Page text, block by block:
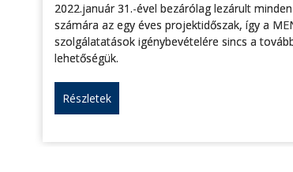
2022.január 31.-ével bezárólag lezárult
számára az egy éves projektidőszak, így a
szolgálatatások igénybevételére sincs a
lehetőségük.
Részletek